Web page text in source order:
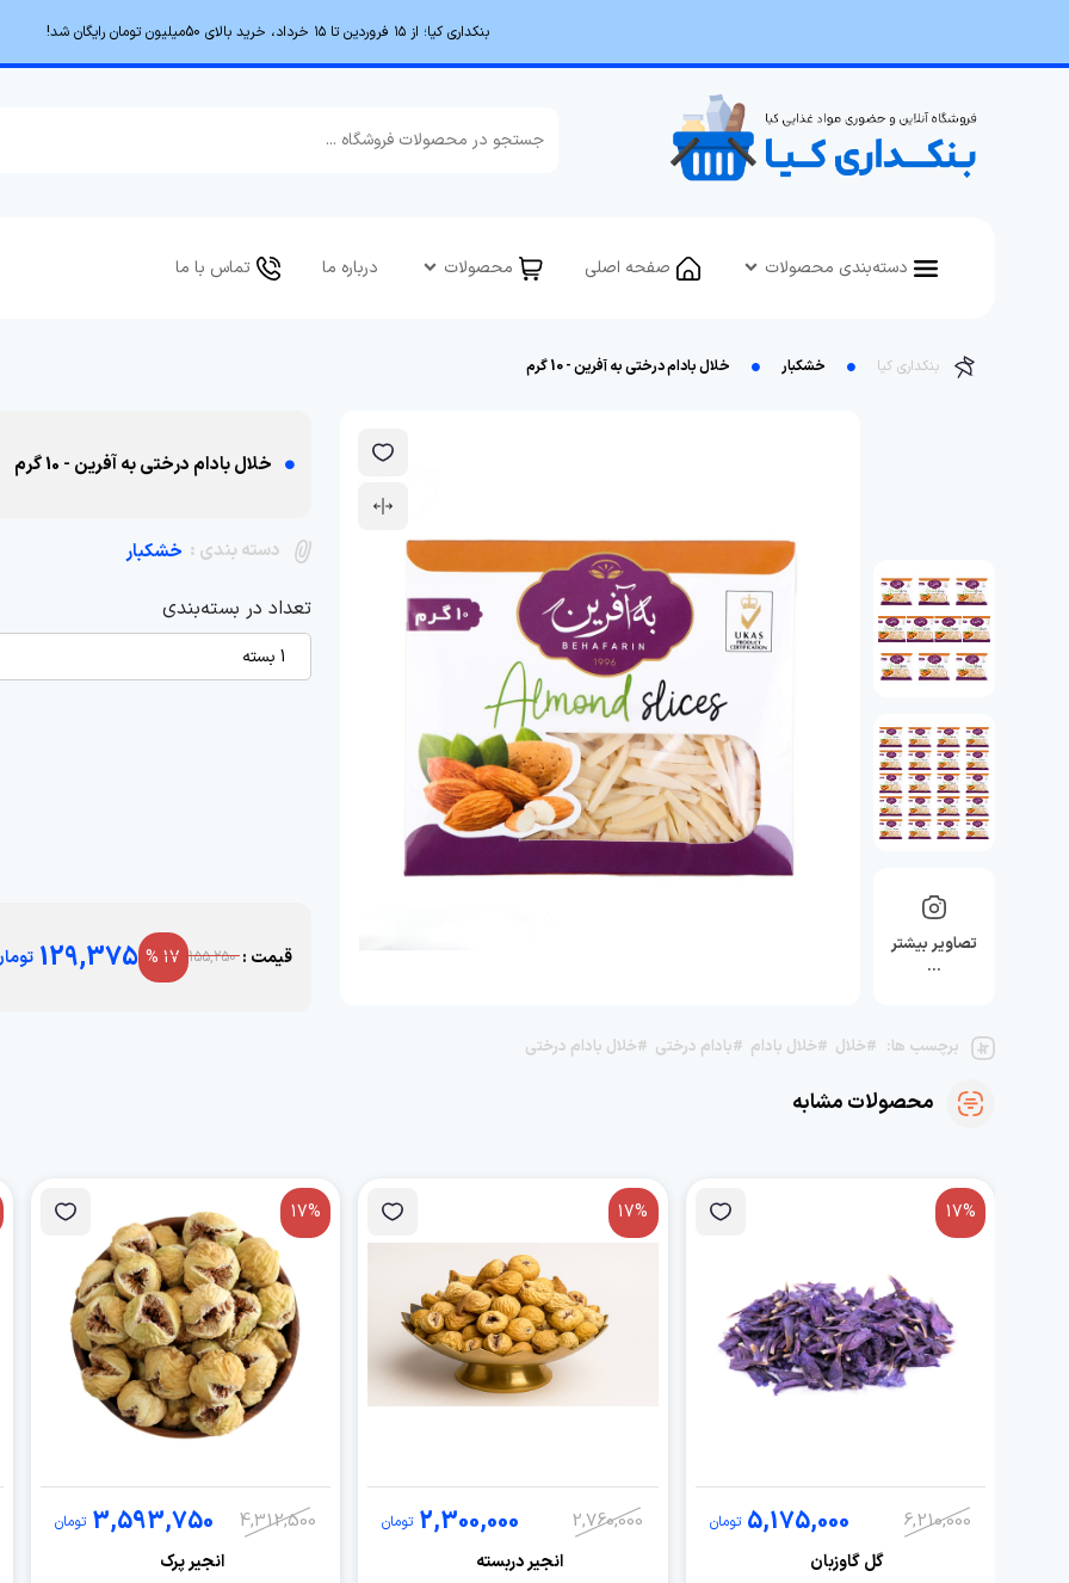
بنکداری کیا؛ از ۱۵ فروردین تا ۱۵ خرداد، خرید بالای 50میلیون تومان رایگان شد!
دسته‌بندی محصولات صفحه اصلی محصولات درباره ما تماس با ما
بنکداری کیا خشکبار خلال بادام درختی به آفرین - 10 گرم
تصاویر بیشتر
…
خلال بادام درختی به آفرین - 10 گرم
دسته بندی : خشکبار
تعداد در بسته‌بندی
1 بسته
قیمت : 155,250
17 %
129,375
برچسب ها: #خلال #خلال بادام #بادام درختی #خلال بادام درختی
محصولات مشابه
17%
6,210,000
5,175,000 تومان
گل گاوزبان
17%
2,760,000
2,300,000 تومان
انجیر دربسته
17%
4,312,500
3,593,750 تومان
انجیر پرک